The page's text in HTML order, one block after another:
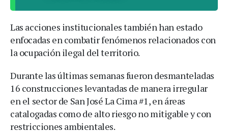
Las acciones institucionales también han estado
enfocadas en combatir fenómenos relacionados con
la ocupación ilegal del territorio.
Durante las últimas semanas fueron desmanteladas
16 construcciones levantadas de manera irregular
en el sector de San José La Cima #1, en áreas
catalogadas como de alto riesgo no mitigable y con
restricciones ambientales.